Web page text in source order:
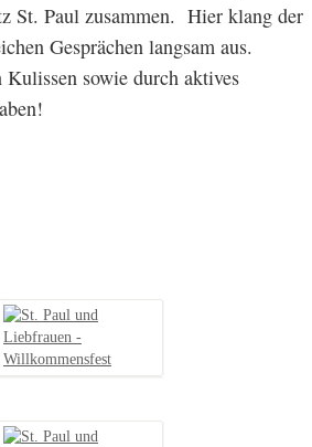
St. Paul zusammen. Hier klang der
Gesprächen langsam aus.
sowie durch aktives